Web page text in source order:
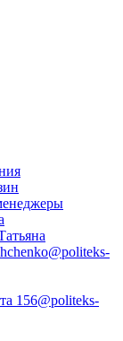
156@politeks-